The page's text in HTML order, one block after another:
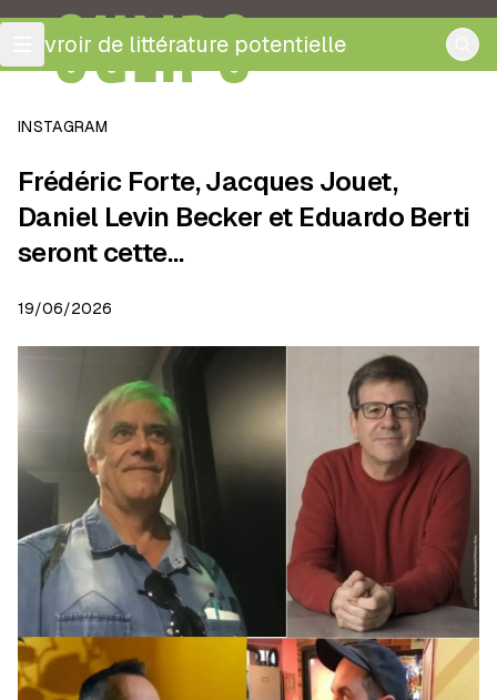
OULIPO
ouvroir de littérature potentielle
INSTAGRAM
Frédéric Forte, Jacques Jouet,
Daniel Levin Becker et Eduardo Berti
seront cette…
19/06/2026